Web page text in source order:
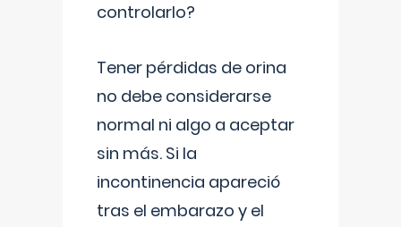
controlarlo?
Tener pérdidas de orina
no debe considerarse
normal ni algo a aceptar
sin más. Si la
incontinencia apareció
tras el embarazo y el